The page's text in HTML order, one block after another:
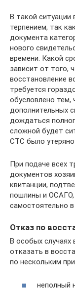
В такой ситуации
терпением, так
документа
нового
времени. Какой
зависит от того,
восстановление
требуется
обусловлено тем,
дополнительных
дождаться
сложной будет
СТС было
При подаче всех
документов
квитанции,
пошлины и ОСАГО,
самостоятельно
Отказ по
В особых случаях
отказать в
по нескольким
неполный